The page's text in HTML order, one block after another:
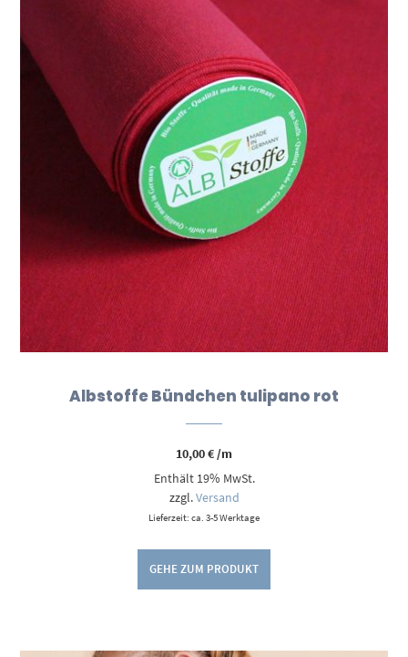
Albstoffe Bündchen tulipano rot
10,00€/m
Enthält 19% MwSt.
zzgl.Versand
Lieferzeit: ca. 3-5 Werktage
GEHE ZUM PRODUKT